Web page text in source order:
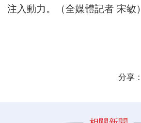
注入動力。（全媒體記者 宋敏）
分享：